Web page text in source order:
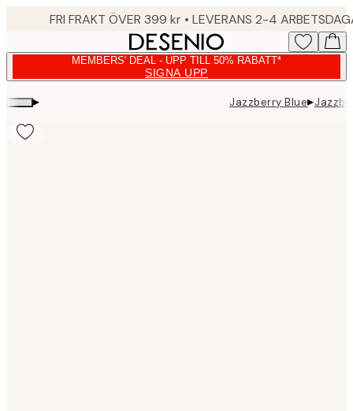
FRI FRAKT ÖVER 399 kr • LEVERANS 2-4
MEMBERS' DEAL - UPP TILL 50% RABATT*
SIGNA UPP
▸ Jazzberry Blue▸